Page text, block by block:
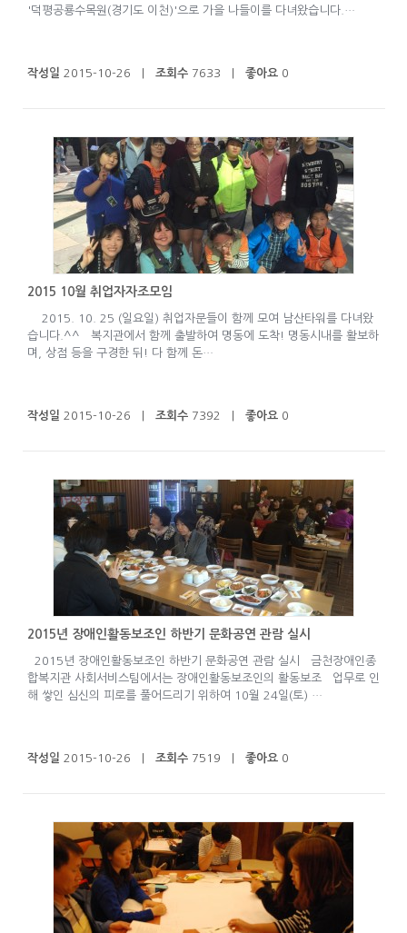
'덕평공룡수목원(경기도 이천)'으로 가을 나들이를 다녀왔습니다.…
작성일 2015-10-26 | 조회수7633 | 좋아요0
2015 10월 취업자자조모임
2015. 10. 25 (일요일) 취업자문들이 함께 모여 남산타워를 다녀왔
습니다.^^ 복지관에서 함께 출발하여 명동에 도착! 명동시내를 활보하
며, 상점 등을 구경한 뒤! 다 함께 돈…
작성일 2015-10-26 | 조회수7392 | 좋아요0
2015년 장애인활동보조인 하반기 문화공연 관람 실시
2015년 장애인활동보조인 하반기 문화공연 관람 실시 금천장애인종
합복지관 사회서비스팀에서는 장애인활동보조인의 활동보조 업무로 인
해 쌓인 심신의 피로를 풀어드리기 위하여 10월 24일(토) …
작성일 2015-10-26 | 조회수7519 | 좋아요0